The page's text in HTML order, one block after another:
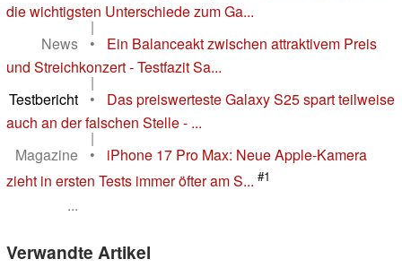
die wichtigsten Unterschiede zum Ga...
|
News
•
Ein Balanceakt zwischen attraktivem Preis
und Streichkonzert - Testfazit Sa...
|
Testbericht
•
Das preiswerteste Galaxy S25 spart teilweise
auch an der falschen Stelle - ...
|
Magazine
•
iPhone 17 Pro Max: Neue Apple-Kamera
zieht in ersten Tests immer öfter am S... #1
...
Verwandte Artikel